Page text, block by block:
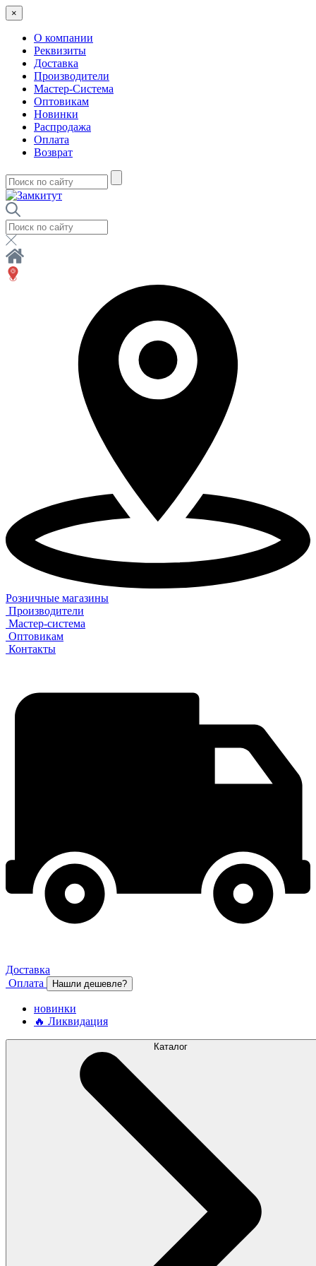
×
О компании
Реквизиты
Доставка
Производители
Мастер-Система
Оптовикам
Новинки
Распродажа
Оплата
Возврат
Розничные магазины
Производители
Мастер-система
Оптовикам
Контакты
Доставка
Оплата
Нашли дешевле?
новинки
🔥 Ликвидация
Каталог